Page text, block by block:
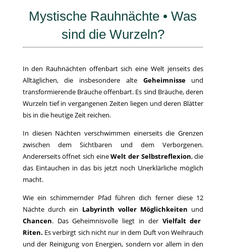
Mystische Rauhnächte • Was
sind die Wurzeln?
In den Rauhnächten offenbart sich eine Welt jenseits des
Alltäglichen, die insbesondere alte Geheimnisseund
transformierende Bräuche offenbart. Es sind Bräuche, deren
Wurzeln tief in vergangenen Zeiten liegen und deren Blätter
bis in die heutige Zeit reichen.
In diesen Nächten verschwimmen einerseits die Grenzen
zwischen dem Sichtbaren und dem Verborgenen.
Andererseits öffnet sich eineWelt der Selbstreflexion, die
das Eintauchen in das bis jetzt noch Unerklärliche möglich
macht.
Wie ein schimmernder Pfad führen dich ferner diese 12
Nächte durch ein Labyrinth voller Möglichkeiten und
Chancen. Das Geheimnisvolle liegt in der Vielfalt der
Riten. Es verbirgt sich nicht nur in dem Duft von Weihrauch
und der Reinigung von Energien, sondern vor allem in den